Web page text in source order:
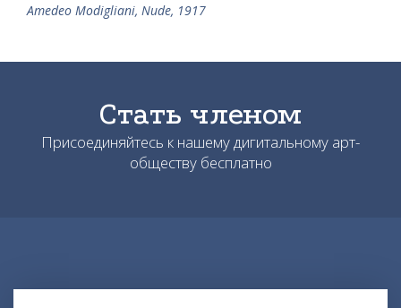
Amedeo Modigliani, Nude, 1917
Стать членом
Присоединяйтесь к нашему дигитальному арт-
обществу бесплатно